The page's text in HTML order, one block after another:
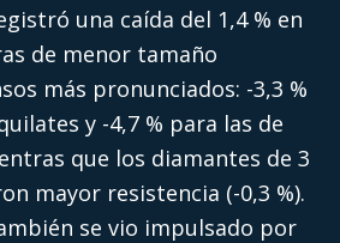
una caída del 1,4 % en
de menor tamaño
más pronunciados: -3,3 %
y -4,7 % para las de
que los diamantes de 3
mayor resistencia (-0,3 %).
se vio impulsado por